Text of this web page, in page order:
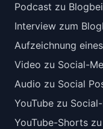
Podcast zu
Interview zum
Aufzeichnung
Video zu Social-
Audio zu Social
YouTube zu
YouTube-Shorts